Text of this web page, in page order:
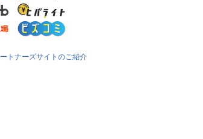
トナーズサイトのご紹介